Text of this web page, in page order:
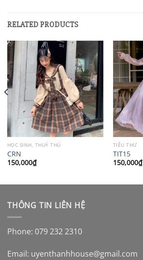
RELATED PRODUCTS
HỌC SINH, THUỶ THỦ
CRN
150,000₫
TIỂU THƯ
TIT15
150,000₫
THÔNG TIN LIÊN HỆ
Phone: 079 232 2310
Email: uyenthanhhouse@gmail.com